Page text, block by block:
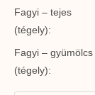
Fagyi – tejes
(tégely):
Fagyi – gyümölcs
(tégely):